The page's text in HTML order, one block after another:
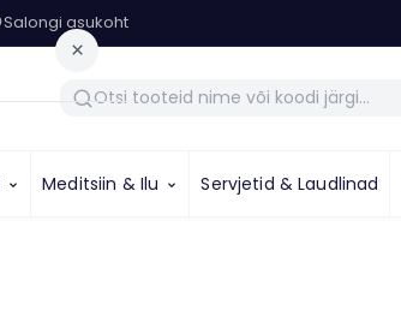
Salongi asukoht
Meditsiin & Ilu Servjetid & Laudlinad
×